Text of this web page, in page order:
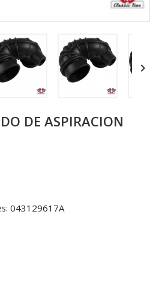

DE ASPIRACION
043129617A